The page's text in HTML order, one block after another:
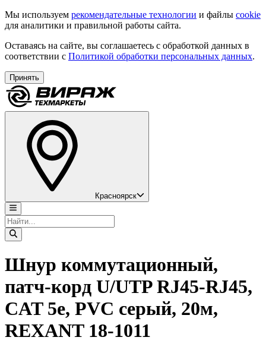
Мы используем рекомендательные технологии и файлы cookie
для аналитики и правильной работы сайта.
Оставаясь на сайте, вы соглашаетесь с обработкой данных в
соответствии с Политикой обработки персональных данных.
Принять
Красноярск
Шнур коммутационный,
патч-корд U/UTP RJ45-RJ45,
CAT 5e, PVC серый, 20м,
REXANT 18-1011